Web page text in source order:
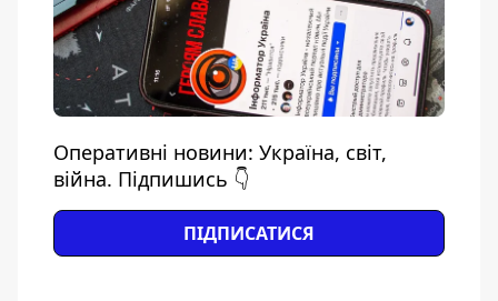
Оперативні новини: Україна, світ,
війна. Підпишись 👇
ПІДПИСАТИСЯ